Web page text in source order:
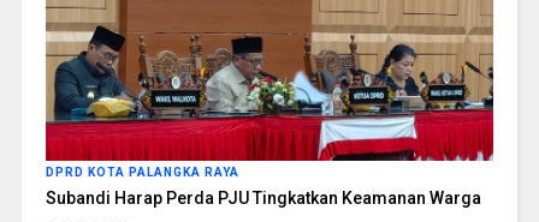
DPRD KOTA PALANGKA RAYA
Subandi Harap Perda PJU Tingkatkan Keamanan Warga